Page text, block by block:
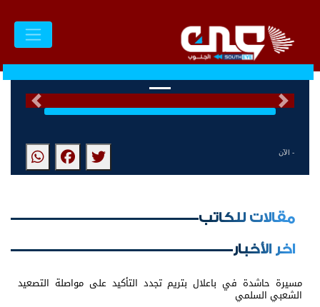
التالى السابق
- الآن
مقالات للكاتب
اخر الأخبار
مسيرة حاشدة في باعلال بتريم تجدد التأكيد على مواصلة التصعيد
الشعبي السلمي